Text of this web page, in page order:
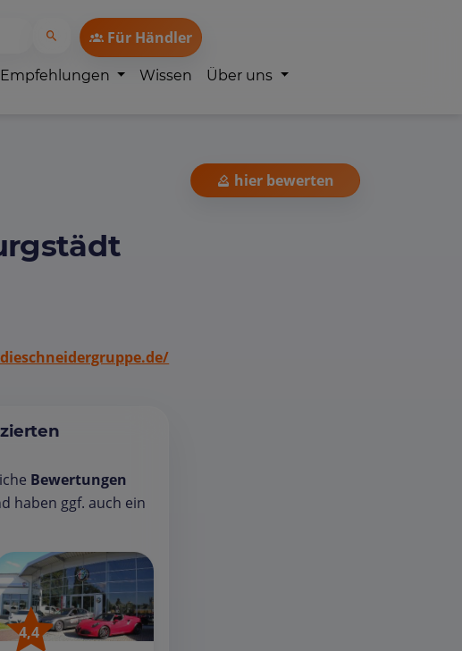
Für Händler
Wissen Über uns
Bewertungen
haben ggf. auch ein
4,4
hier bewerten